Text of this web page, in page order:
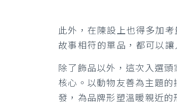
此外，在陳設上也得多加
故事相符的單品，都可以
除了飾品以外，這次入選
核心。以動物友善為主題
發，為品牌形塑溫暖親近的